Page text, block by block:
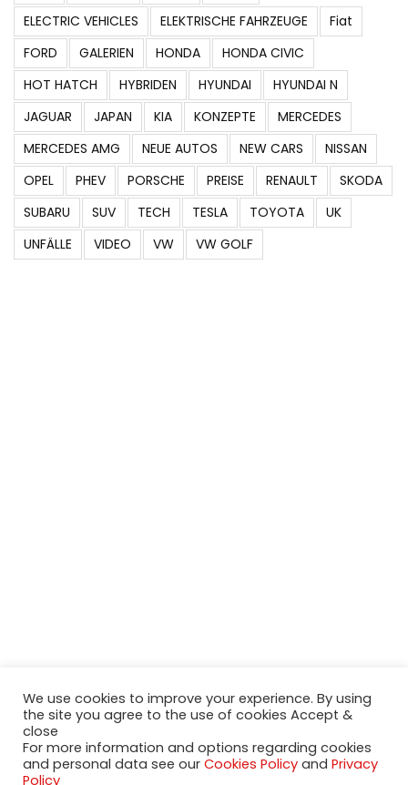
ELECTRIC VEHICLES
ELEKTRISCHE FAHRZEUGE
Fiat
FORD
GALERIEN HONDA
HONDA CIVIC
HOT HATCH
HYBRIDEN HYUNDAI
HYUNDAI N
JAGUAR
JAPAN KIA KONZEPTE
MERCEDES
MERCEDES AMG
NEUE AUTOS NEW CARS
NISSAN
OPEL
PHEV PORSCHE PREISE RENAULT
SKODA
SUBARU
SUV TECH TESLA TOYOTA
UK
UNFÄLLE
VIDEO VW VW GOLF
2020-2023 NeueModelleAutos.de. KaripNetwork - All rights
We use cookies to improve your experience. By using
the site you agree to the use of cookies Accept &
close
For more information and options regarding cookies
and personal data see our Cookies Policy and Privacy
Policy